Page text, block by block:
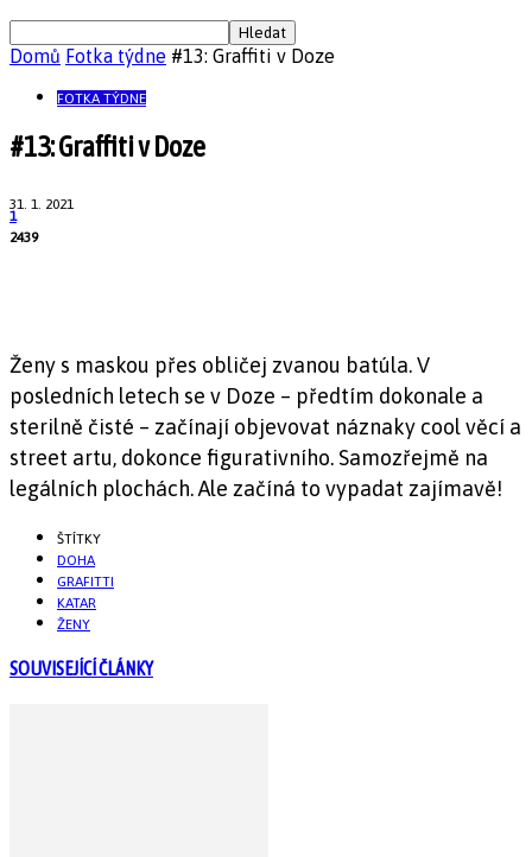
Domů Fotka týdne #13: Graffiti v Doze
FOTKA TÝDNE
#13: Graffiti v Doze
31. 1. 2021
1
2439
Ženy s maskou přes obličej zvanou batúla. V
posledních letech se v Doze – předtím dokonale a
sterilně čisté – začínají objevovat náznaky cool věcí a
street artu, dokonce figurativního. Samozřejmě na
legálních plochách. Ale začíná to vypadat zajímavě!
ŠTÍTKY
DOHA
GRAFITTI
KATAR
ŽENY
SOUVISEJÍCÍ ČLÁNKY